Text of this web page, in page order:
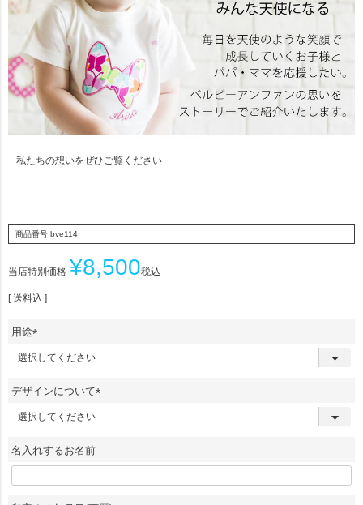
私たちの想いをぜひご覧ください
商品番号 bve114
当店特別価格 ¥8,500税込
送料込
用途
(
デザインについて
名入れするお名前